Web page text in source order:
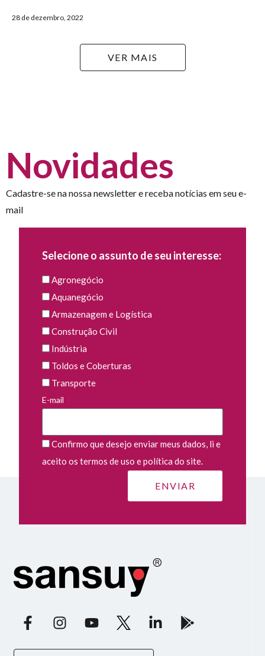
28 de dezembro, 2022
VER MAIS
Novidades
Cadastre-se na nossa newsletter e receba notícias em seu e-
mail
Selecione o assunto de seu interesse:
Agronegócio
Aquanegócio
Armazenagem e Logística
Construção Civil
Indústria
Toldos e Coberturas
Transporte
E-mail
Confirmo que desejo enviar meus dados, li e
aceito os termos de uso e política do site.